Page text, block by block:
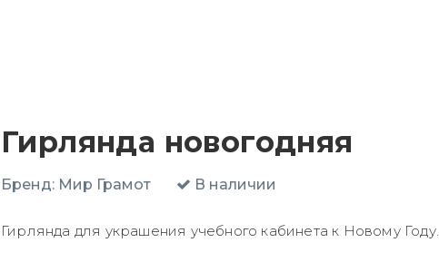
Гирлянда новогодняя
Бренд: Мир Грамот В наличии
Гирлянда для украшения учебного кабинета к Новому Году.